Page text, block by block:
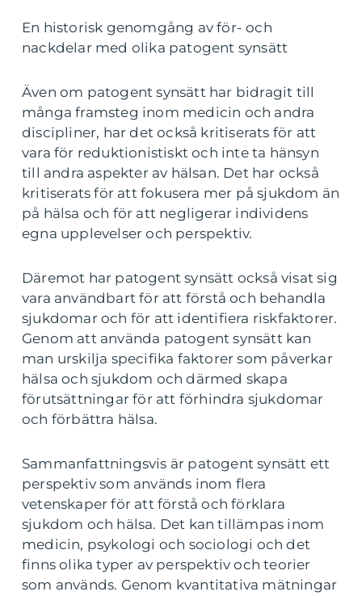
En historisk genomgång av för- och
nackdelar med olika patogent synsätt
Även om patogent synsätt har bidragit till
många framsteg inom medicin och andra
discipliner, har det också kritiserats för att
vara för reduktionistiskt och inte ta hänsyn
till andra aspekter av hälsan. Det har också
kritiserats för att fokusera mer på sjukdom än
på hälsa och för att negligerar individens
egna upplevelser och perspektiv.
Däremot har patogent synsätt också visat sig
vara användbart för att förstå och behandla
sjukdomar och för att identifiera riskfaktorer.
Genom att använda patogent synsätt kan
man urskilja specifika faktorer som påverkar
hälsa och sjukdom och därmed skapa
förutsättningar för att förhindra sjukdomar
och förbättra hälsa.
Sammanfattningsvis är patogent synsätt ett
perspektiv som används inom flera
vetenskaper för att förstå och förklara
sjukdom och hälsa. Det kan tillämpas inom
medicin, psykologi och sociologi och det
finns olika typer av perspektiv och teorier
som används. Genom kvantitativa mätningar